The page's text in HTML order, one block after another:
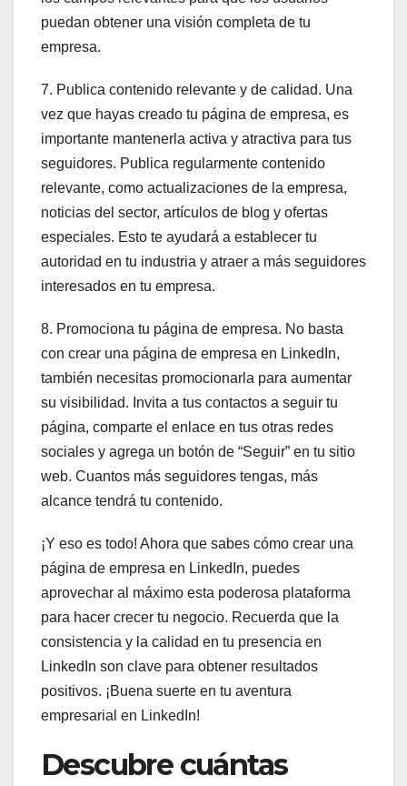
puedan obtener una visión completa de tu
empresa.
7. Publica contenido relevante y de calidad. Una
vez que hayas creado tu página de empresa, es
importante mantenerla activa y atractiva para tus
seguidores. Publica regularmente contenido
relevante, como actualizaciones de la empresa,
noticias del sector, artículos de blog y ofertas
especiales. Esto te ayudará a establecer tu
autoridad en tu industria y atraer a más seguidores
interesados en tu empresa.
8. Promociona tu página de empresa. No basta
con crear una página de empresa en LinkedIn,
también necesitas promocionarla para aumentar
su visibilidad. Invita a tus contactos a seguir tu
página, comparte el enlace en tus otras redes
sociales y agrega un botón de “Seguir” en tu sitio
web. Cuantos más seguidores tengas, más
alcance tendrá tu contenido.
¡Y eso es todo! Ahora que sabes cómo crear una
página de empresa en LinkedIn, puedes
aprovechar al máximo esta poderosa plataforma
para hacer crecer tu negocio. Recuerda que la
consistencia y la calidad en tu presencia en
LinkedIn son clave para obtener resultados
positivos. ¡Buena suerte en tu aventura
empresarial en LinkedIn!
Descubre cuántas